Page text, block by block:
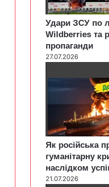
Удари ЗСУ по
Wildberries та
пропаганди
27.07.2026
Як російська
гуманітарну
наслідком
21.07.2026